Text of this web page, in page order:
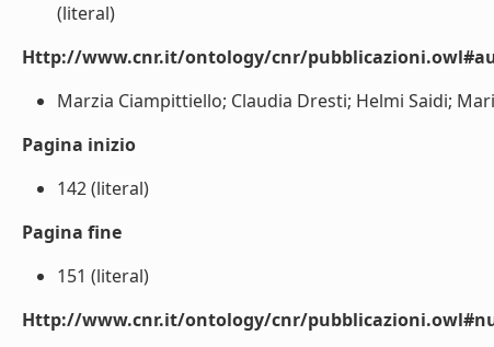
(literal)
Http://www.cnr.it/ontology/cnr/
Marzia Ciampittiello; Claudia Dresti; Helmi Saidi;
Pagina inizio
142 (literal)
Pagina fine
151 (literal)
Http://www.cnr.it/ontology/cnr/